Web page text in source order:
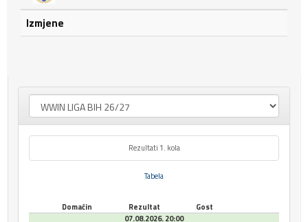
Izmjene
Rezultati 1. kola
Tabela
Domaćin Rezultat
Gost
07.08.2026. 20:00